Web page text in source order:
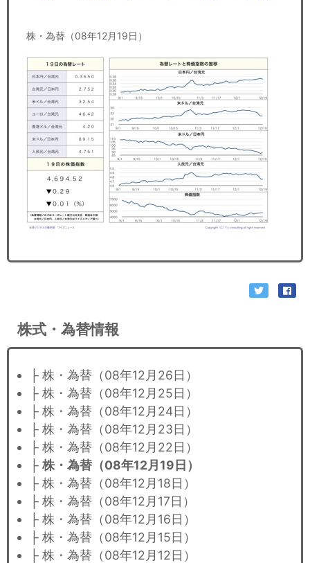
経済ニュース
労務顧問
ＩＴ
飲食店情報
株・為替（08年12月19日）
株式・為替情報
├ 株・為替（08年12月26日）
├ 株・為替（08年12月25日）
├ 株・為替（08年12月24日）
├ 株・為替（08年12月23日）
├ 株・為替（08年12月22日）
├ 株・為替（08年12月19日）
├ 株・為替（08年12月18日）
├ 株・為替（08年12月17日）
├ 株・為替（08年12月16日）
├ 株・為替（08年12月15日）
├ 株・為替（08年12月12日）